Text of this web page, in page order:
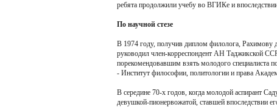
ребята продолжили учебу во ВГИКе и
По научной стезе
В 1974 году, получив диплом филолога, Рахимову
руководил член-корреспондент АН Таджикской
порекомендовавшим взять молодого специалиста
- Институт философии, политологии и права
В середине 70-х годов, когда молодой аспирант
девушкой-пионервожатой, ставшей впоследствии